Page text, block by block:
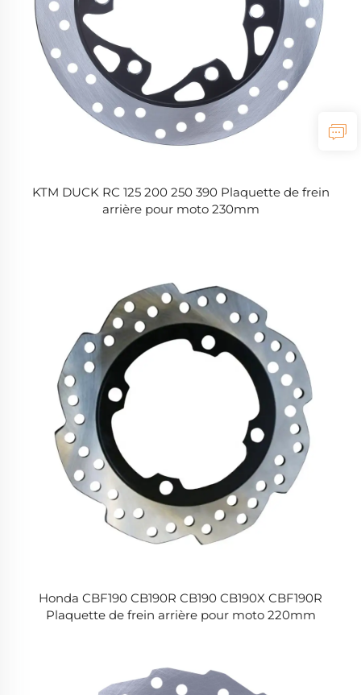
KTM DUCK RC 125 200 250 390 Plaquette de frein
arrière pour moto 230mm
Honda CBF190 CB190R CB190 CB190X CBF190R
Plaquette de frein arrière pour moto 220mm